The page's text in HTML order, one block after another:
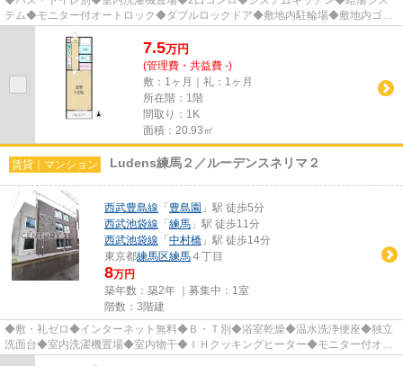
テム◆モニター付オートロック◆ダブルロックドア◆敷地内駐輪場◆敷地内ゴミ
置場◆床下収納◆CATV(In My Room) 他
7.5万円
(管理費・共益費 -)
敷：1ヶ月｜礼：1ヶ月
所在階：1階
間取り：1K
面積：20.93㎡
賃貸｜マンション Ludens練馬２／ルーデンスネリマ２
西武豊島線 「 豊島園 」駅 徒歩5分
西武池袋線 「 練馬 」駅 徒歩11分
西武池袋線 「 中村橋 」駅 徒歩14分
東京都練馬区練馬 ４丁目
8万円
築年数：築2年 ｜募集中： 1室
階数：3階建
◆敷・礼ゼロ◆インターネット無料◆Ｂ・Ｔ別◆浴室乾燥◆温水洗浄便座◆独立
洗面台◆室内洗濯機置場◆室内物干◆ＩＨクッキングヒーター◆モニター付オー